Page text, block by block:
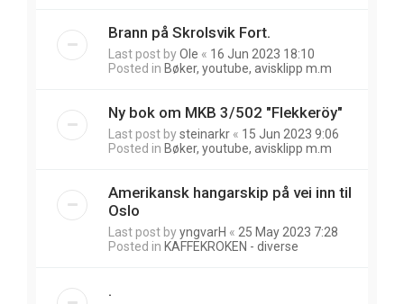
Brann på Skrolsvik Fort.
Last post byOle « 16 Jun 2023 18:10
Posted in Bøker, youtube, avisklipp m.m
Ny bok om MKB 3/502 "Flekkeröy"
Last post bysteinarkr « 15 Jun 2023 9:06
Posted in Bøker, youtube, avisklipp m.m
Amerikansk hangarskip på vei inn til
Oslo
Last post byyngvarH « 25 May 2023 7:28
Posted in KAFFEKROKEN - diverse
.